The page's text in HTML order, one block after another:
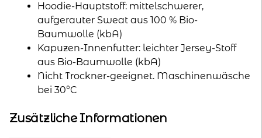
Hoodie-Hauptstoff: mittelschwerer,
aufgerauter Sweat aus 100 % Bio-
Baumwolle (kbA)
Kapuzen-Innenfutter: leichter Jersey-Stoff
aus Bio-Baumwolle (kbA)
Nicht Trockner-geeignet. Maschinenwäsche
bei 30°C
Zusätzliche Informationen